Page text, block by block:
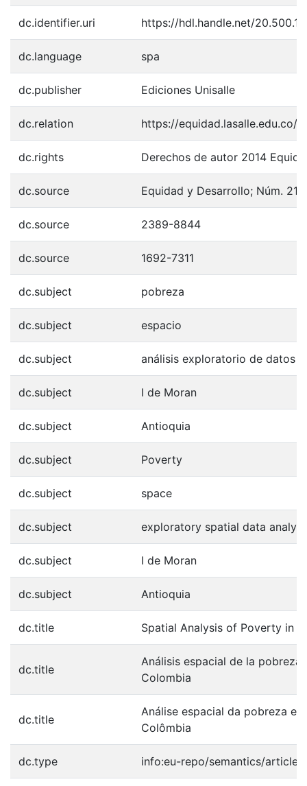
dc.identifier.uri https://hdl.handle.net/
dc.language spa
dc.publisher Ediciones Unisalle
dc.relation https://equidad.lasalle.edu.co/
dc.rights Derechos de autor 2014
dc.source Equidad y Desarrollo; Núm. 21
dc.source 2389-8844
dc.source 1692-7311
dc.subject pobreza
dc.subject espacio
dc.subject análisis exploratorio de datos
dc.subject I de Moran
dc.subject Antioquia
dc.subject Poverty
dc.subject space
dc.subject exploratory spatial data
dc.subject I de Moran
dc.subject Antioquia
dc.title Spatial Analysis of Poverty in
dc.title
Análisis espacial de la pobreza
Colombia
dc.title
Análise espacial da pobreza
Colômbia
dc.type info:eu-repo/semantics/article